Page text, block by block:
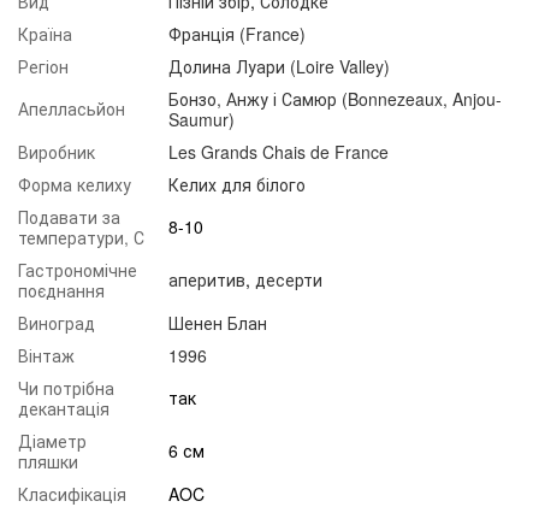
Країна
Франція (France)
Регіон
Долина Луари (Loire Valley)
Апелласьйон
Бонзо, Анжу і Самюр (Bonnezeaux, Anjou-
Saumur)
Виробник
Les Grands Chais de France
Форма келиху
Келих для білого
Подавати за
температури, С
8-10
Гастрономічне
поєднання
аперитив, десерти
Виноград
Шенен Блан
Вінтаж
1996
Чи потрібна
декантація
так
Діаметр
пляшки
6 см
Класифікація
AOC